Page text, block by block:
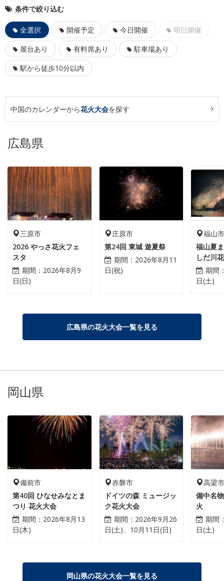
条件で絞り込む
全選択 開催予定 今日開催
明日開催
屋台あり
有料席あり
駐車場あり
駅から徒歩10分以内
中国のカレンダーから花火大会を探す
広島県
三原市
2026 やっさ花火フェ
スタ
期間： 2026年8月9
日(日)
庄原市
第24回 東城 遊夏祭
期間： 2026年8月11
日(祝)
福山
福山夏
しだ川
期間
日(土)
広島県の花火大会一覧を見る
岡山県
備前市
第40回 ひなせみなとま
つり 花火大会
期間： 2026年8月13
日(木)
赤磐市
ドイツの森 ミュージッ
ク花火大会
期間： 2026年9月26
日(土)、10月11日(日)
高梁
備中名
火
期間
日(土)
岡山県の花火大会一覧を見る